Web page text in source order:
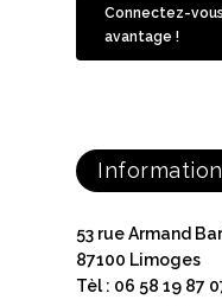
Connectez-
avantage !
53 rue Armand
87100 Limoges
Tèl : 06 58 19 87